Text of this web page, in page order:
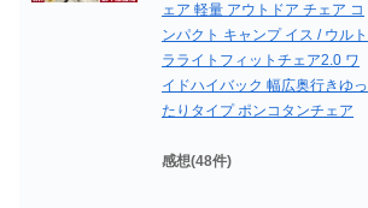
ェア 軽量 アウトドア チェア コ
ンパクト キャンプ イス / ウルト
ラライトフィットチェア2.0 ワ
イドハイバック 幅広奥行きゆっ
たりタイプ ポンコタンチェア
感想(48件)